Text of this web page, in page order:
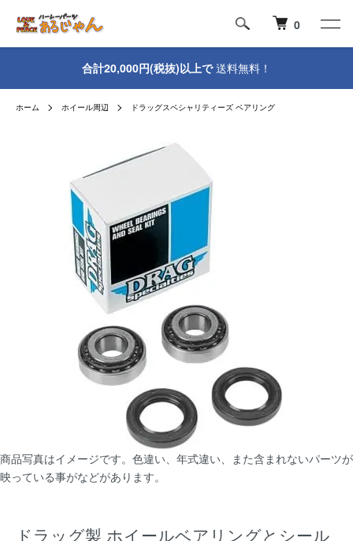
0
合計20,000円(税抜)以上で送料無料！
ホーム ホイール周辺 ドラッグスペシャリティーズ ベアリング
商品写真はイメージです。色違い、年式違い、また含まれないパーツが
映っている事がなどがあります。
ドラッグ製 ホイールベアリングとシール